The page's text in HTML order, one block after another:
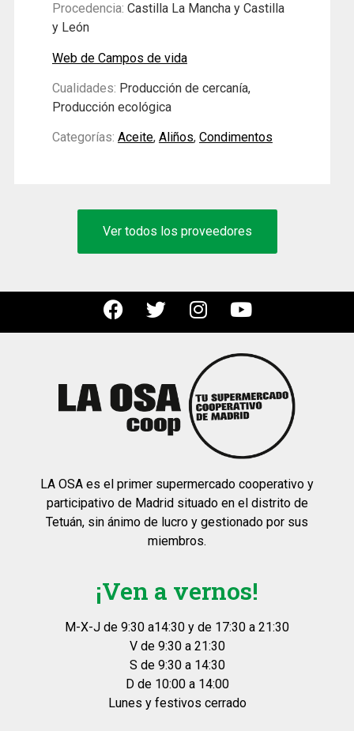
Procedencia: Castilla La Mancha y Castilla
y León
Web de Campos de vida
Cualidades: Producción de cercanía,
Producción ecológica
Categorías: Aceite, Aliños, Condimentos
Ver todos los proveedores
LA OSA es el primer supermercado cooperativo y
participativo de Madrid situado en el distrito de
Tetuán, sin ánimo de lucro y gestionado por sus
miembros.
¡Ven a vernos!
M-X-J de 9:30 a14:30 y de 17:30 a 21:30
V de 9:30 a 21:30
S de 9:30 a 14:30
D de 10:00 a 14:00
Lunes y festivos cerrado